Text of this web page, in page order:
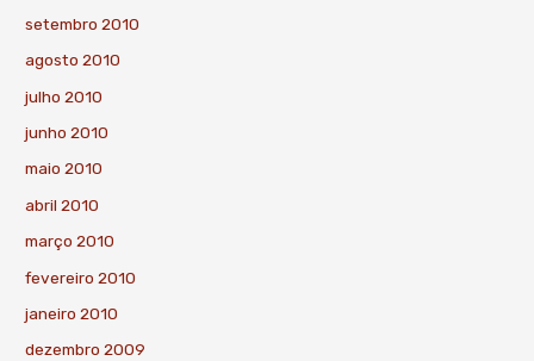
setembro 2010
agosto 2010
julho 2010
junho 2010
maio 2010
abril 2010
março 2010
fevereiro 2010
janeiro 2010
dezembro 2009